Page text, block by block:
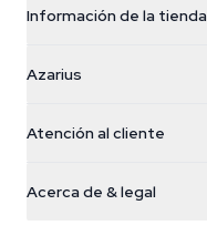
Información de la tienda
Galvaniweg 11
Nederland
+31(0)204897914
Azarius
Smokeshop
Atención al cliente
Política de devolución
Acerca de & legal